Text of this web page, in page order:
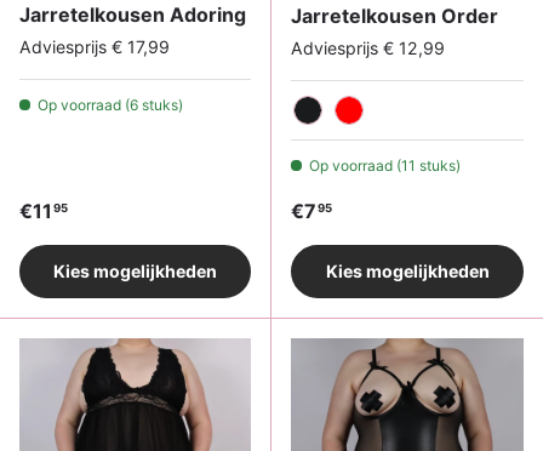
Jarretelkousen Adoring
Adviesprijs € 17,99
Op voorraad (6 stuks)
Reguliere prijs
€11 95
Kies mogelijkheden
Jarretelkousen Order
Adviesprijs € 12,99
ZwartRood
Op voorraad (11 stuks)
Reguliere prijs
€795
Kies mogelijkheden